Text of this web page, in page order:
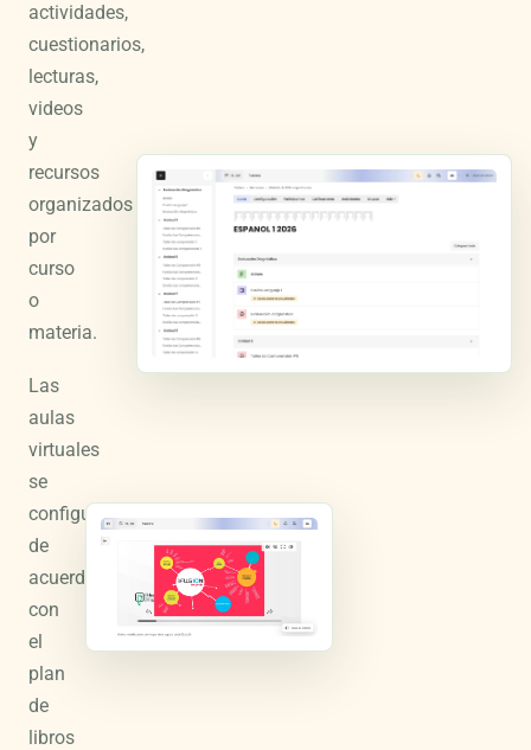
actividades,
cuestionarios,
lecturas,
videos
y
recursos
organizados
por
curso
o
materia.
Las
aulas
virtuales
se
configuran
de
acuerdo
con
el
plan
de
libros